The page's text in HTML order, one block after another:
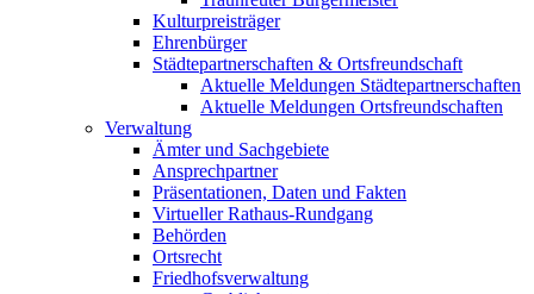
Kulturpreisträger
Ehrenbürger
Städtepartnerschaften & Ortsfreundschaft
Aktuelle Meldungen Städtepartnerschaften
Aktuelle Meldungen Ortsfreundschaften
Verwaltung
Ämter und Sachgebiete
Ansprechpartner
Präsentationen, Daten und Fakten
Virtueller Rathaus-Rundgang
Behörden
Ortsrecht
Friedhofsverwaltung